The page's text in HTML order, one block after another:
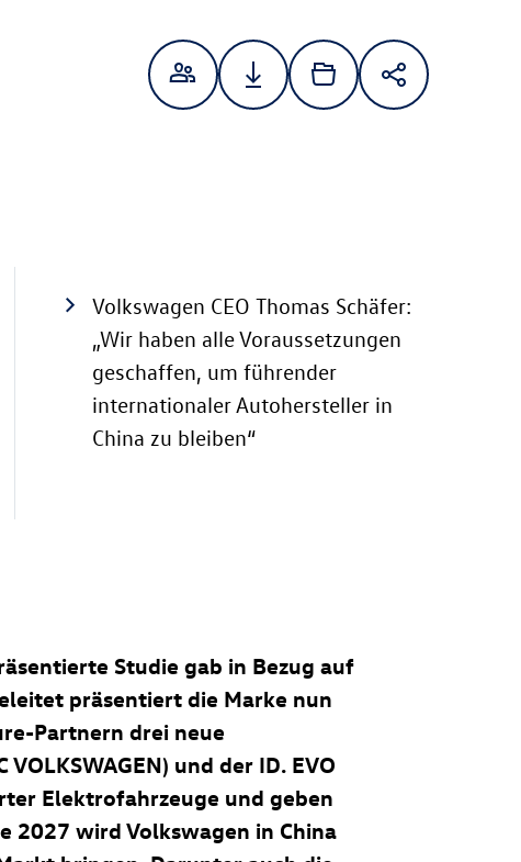
Volkswagen CEO Thomas Schäfer:
„Wir haben alle Voraussetzungen
geschaffen, um führender
internationaler Autohersteller in
China zu bleiben“
Studie gab in Bezug auf
präsentiert die Marke nun
Partnern drei neue
und der ID. EVO
Elektrofahrzeuge und geben
2027 wird Volkswagen in China